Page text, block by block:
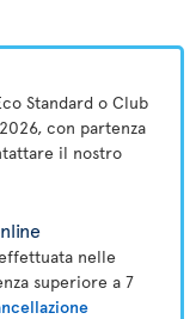
Standard o Club
con partenza
il nostro
nelle
superiore a 7